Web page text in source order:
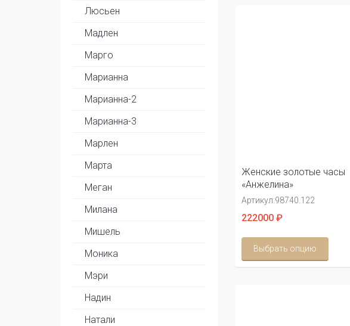
Люсьен
Мадлен
Марго
Марианна
Марианна-2
Марианна-3
Марлен
Марта
Меган
Милана
Мишель
Моника
Мэри
Надин
Натали
Женские золотые часы
«Анжелина»
Артикул:98740.122
222000 ₽
Выбрать опцию